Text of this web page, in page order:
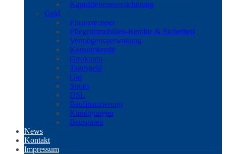
Kapitallebensversicherung
Geld
Finanzrechner
Pflegeimmobilien-Rendite & Sicherheit
Vermögensverwaltung
Konsumkredit
Girokonto
Tagesgeld
Gas
Strom
DSL
Baufinanzierung
Kündigungen
Bausparen
News
Kontakt
Impressum